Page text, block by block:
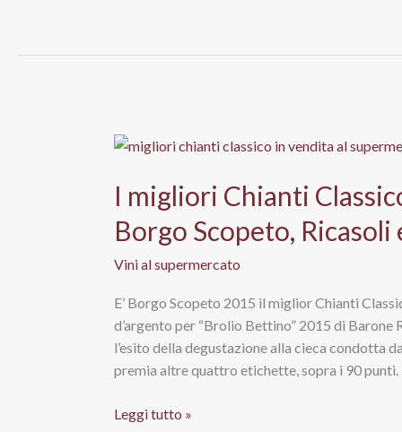
bene
ma
benissimo.
Le
pagelle
di
I migliori Chianti
Borgo Scopeto,
Vini al supermercato
E’ Borgo Scopeto 2015 il miglior Chianti
d’argento per “Brolio Bettino” 2015 di
l’esito della degustazione alla cieca condotta
premia altre quattro etichette, sopra i 90
ILeggi tutto »